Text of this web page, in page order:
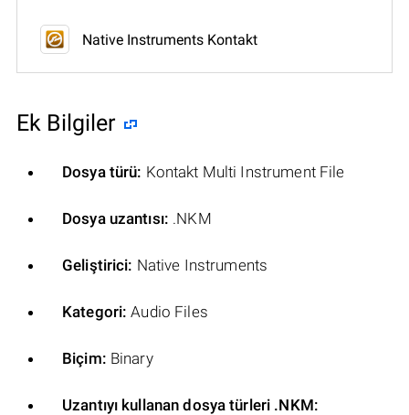
Native Instruments Kontakt
Ek Bilgiler
Dosya türü: Kontakt Multi Instrument File
Dosya uzantısı: .NKM
Geliştirici: Native Instruments
Kategori: Audio Files
Biçim: Binary
Uzantıyı kullanan dosya türleri .NKM: